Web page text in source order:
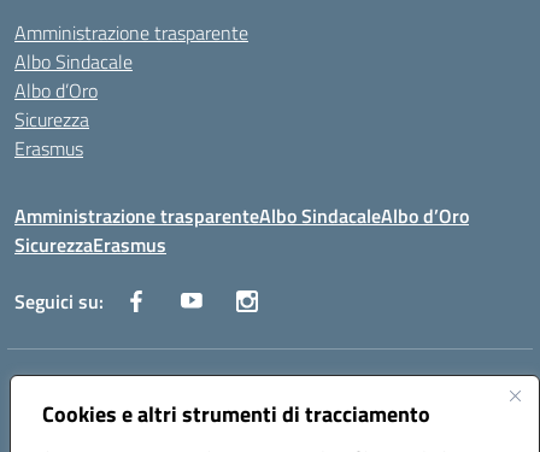
Cookies e altri strumenti di tracciamento
Amministrazione trasparente
Albo Sindacale
Albo d’Oro
Sicurezza
Erasmus
Amministrazione trasparenteAlbo SindacaleAlbo d’Oro
SicurezzaErasmus
Seguici su:
Indirizzo:
Centralino:0885.426034 Email:FGTD02000P@istruzione.it